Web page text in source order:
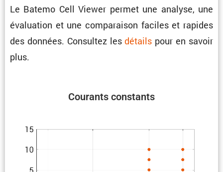
Le Batemo Cell Viewer permet une analyse, une
évalua­tion et une compa­raison faciles et rapides
des données. Consultez lesdétails pour en savoir
plus.
Courants constants